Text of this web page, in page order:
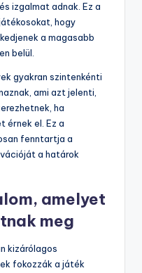
izgalmat adnak. Ez a
hogy
a magasabb
belül.
gyakran szintenkénti
ami azt jelenti,
ha
érnek el. Ez a
fenntartja a
a határok
amelyet
meg
kizárólagos
fokozzák a játék